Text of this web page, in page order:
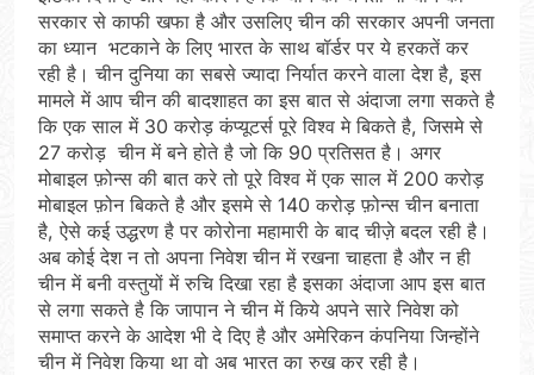
सरकार से काफी खफा है और उसलिए चीन की सरकार अपनी जनता
का ध्यान भटकाने के लिए भारत के साथ बॉर्डर पर ये हरकतें कर
रही है। चीन दुनिया का सबसे ज्यादा निर्यात करने वाला देश है, इस
मामले में आप चीन की बादशाहत का इस बात से अंदाजा लगा सकते है
कि एक साल में 30 करोड़ कंप्यूटर्स पूरे विश्व मे बिकते है, जिसमे से
27 करोड़ चीन में बने होते है जो कि 90 प्रतिसत है। अगर
मोबाइल फ़ोन्स की बात करे तो पूरे विश्व में एक साल में 200 करोड़
मोबाइल फ़ोन बिकते है और इसमे से 140 करोड़ फ़ोन्स चीन बनाता
है, ऐसे कई उद्धरण है पर कोरोना महामारी के बाद चीज़े बदल रही है।
अब कोई देश न तो अपना निवेश चीन में रखना चाहता है और न ही
चीन में बनी वस्तुयों में रुचि दिखा रहा है इसका अंदाजा आप इस बात
से लगा सकते है कि जापान ने चीन में किये अपने सारे निवेश को
समाप्त करने के आदेश भी दे दिए है और अमेरिकन कंपनिया जिन्होंने
चीन में निवेश किया था वो अब भारत का रुख कर रही है।